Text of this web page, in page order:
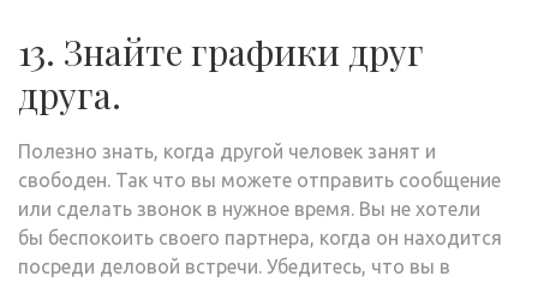
13. Знайте графики друг
друга.
Полезно знать, когда другой человек занят и
свободен. Так что вы можете отправить сообщение
или сделать звонок в нужное время. Вы не хотели
бы беспокоить своего партнера, когда он находится
посреди деловой встречи. Убедитесь, что вы в